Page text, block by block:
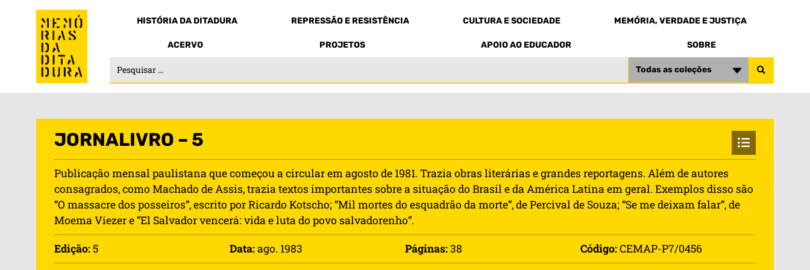
HISTÓRIA DA DITADURA REPRESSÃO E RESISTÊNCIA CULTURA E SOCIEDADE MEMÓRIA, VERDADE E JUSTIÇA
ACERVO PROJETOS APOIO AO EDUCADOR SOBRE
Todas as coleções
JORNALIVRO – 5
Publicação mensal paulistana que começou a circular em agosto de 1981. Trazia obras literárias e grandes reportagens. Além de autores
consagrados, como Machado de Assis, trazia textos importantes sobre a situação do Brasil e da América Latina em geral. Exemplos disso são
“O massacre dos posseiros”, escrito por Ricardo Kotscho; “Mil mortes do esquadrão da morte”, de Percival de Souza; “Se me deixam falar”, de
Moema Viezer e “El Salvador vencerá: vida e luta do povo salvadorenho”.
Edição: 5 Data:ago. 1983 Páginas:38 Código:CEMAP-P7/0456